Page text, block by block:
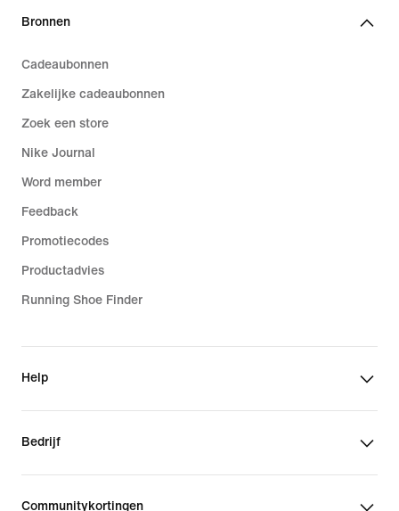
Bronnen
Cadeaubonnen
Zakelijke cadeaubonnen
Zoek een store
Nike Journal
Word member
Feedback
Promotiecodes
Productadvies
Running Shoe Finder
Help
Bedrijf
Communitykortingen